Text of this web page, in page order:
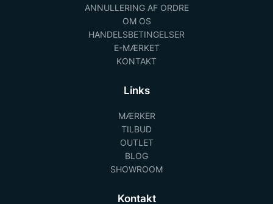
ANNULLERING AF ORDRE
OM OS
HANDELSBETINGELSER
E-MÆRKET
KONTAKT
Links
MÆRKER
TILBUD
OUTLET
BLOG
SHOWROOM
Kontakt